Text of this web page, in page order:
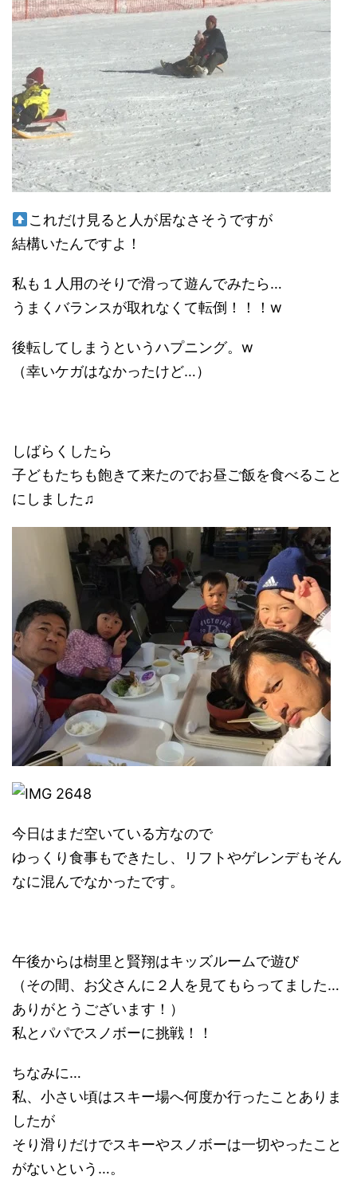
これだけ見ると人が居なさそうですが
結構いたんですよ！
私も１人用のそりで滑って遊んでみたら…
うまくバランスが取れなくて転倒！！！w
後転してしまうというハプニング。w
（幸いケガはなかったけど…）
しばらくしたら
子どもたちも飽きて来たのでお昼ご飯を食べること
にしました♫
今日はまだ空いている方なので
ゆっくり食事もできたし、リフトやゲレンデもそん
なに混んでなかったです。
午後からは樹里と賢翔はキッズルームで遊び
（その間、お父さんに２人を見てもらってました…
ありがとうございます！）
私とパパでスノボーに挑戦！！
ちなみに…
私、小さい頃はスキー場へ何度か行ったことありま
したが
そり滑りだけでスキーやスノボーは一切やったこと
がないという…。